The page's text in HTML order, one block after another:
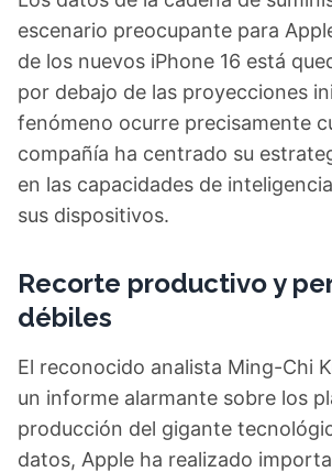
escenario preocupante para
de los nuevos iPhone 16 está
por debajo de las proyecciones
fenómeno ocurre precisamente
compañía ha centrado su
en las capacidades de
sus dispositivos.
Recorte productivo y
débiles
El reconocido analista Ming-Chi
un informe alarmante sobre los
producción del gigante
datos, Apple ha realizado